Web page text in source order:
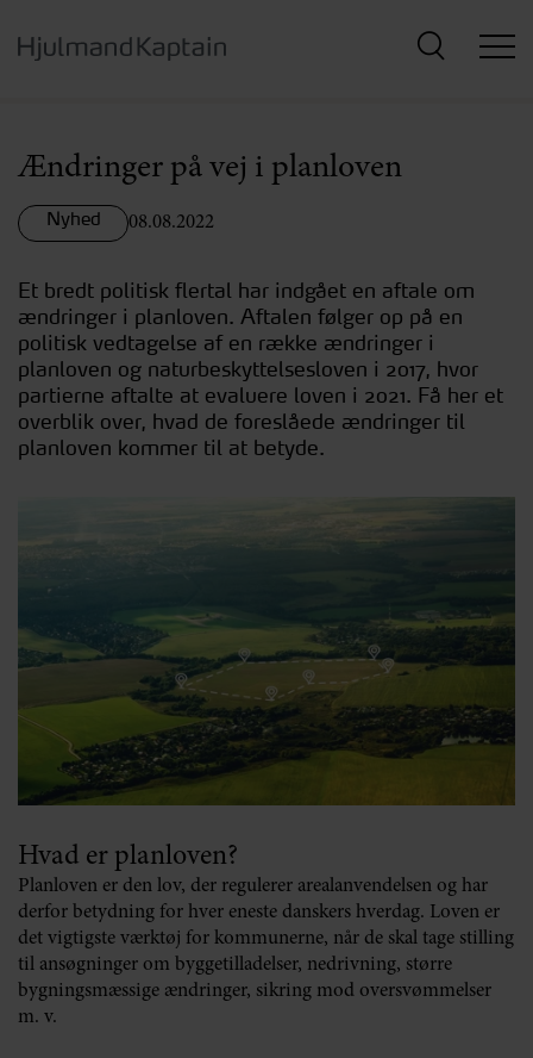
hovedindhold
Ændringer på vej i planloven
Nyhed 08.08.2022
Et bredt politisk flertal har indgået en aftale om
ændringer i planloven. Aftalen følger op på en
politisk vedtagelse af en række ændringer i
planloven og naturbeskyttelsesloven i 2017, hvor
partierne aftalte at evaluere loven i 2021. Få her et
overblik over, hvad de foreslåede ændringer til
planloven kommer til at betyde.
Hvad er planloven?
Planloven er den lov, der regulerer arealanvendelsen og har
derfor betydning for hver eneste danskers hverdag. Loven er
det vigtigste værktøj for kommunerne, når de skal tage stilling
til ansøgninger om byggetilladelser, nedrivning, større
bygningsmæssige ændringer, sikring mod oversvømmelser
m. v.